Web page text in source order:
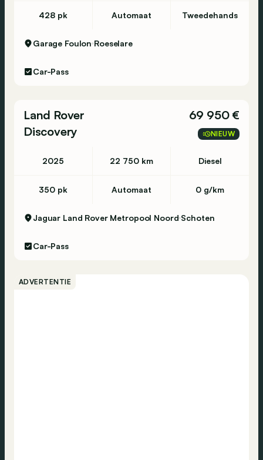
428 pk Automaat Tweedehands
Garage Foulon Roeselare
Car-Pass
Land Rover
Discovery
69 950 €
NIEUW
2025 22 750 km Diesel
350 pk Automaat 0 g/km
Jaguar Land Rover Metropool Noord Schoten
Car-Pass
ADVERTENTIE